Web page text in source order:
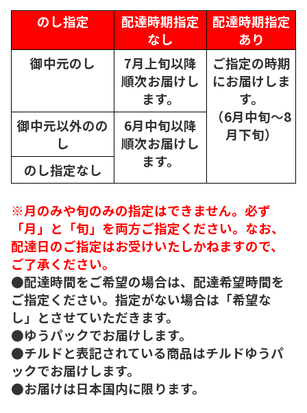
のし指定
配達時期指定
なし
配達時期指定
あり
御中元のし
7月上旬以降
順次お届けし
ます。
ご指定の時期
にお届けしま
す。
（6月中旬～8
月下旬）
御中元以外のの
し
6月中旬以降
順次お届けし
ます。
のし指定なし
※月のみや旬のみの指定はできません。必ず
「月」と「旬」を両方ご指定ください。なお、
配達日のご指定はお受けいたしかねますので、
ご了承ください。
●配達時間をご希望の場合は、配達希望時間を
ご指定ください。指定がない場合は「希望な
し」とさせていただきます。
●ゆうパックでお届けします。
●チルドと表記されている商品はチルドゆうパ
ックでお届けします。
●お届けは日本国内に限ります。